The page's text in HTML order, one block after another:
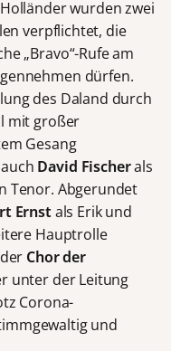
wurden zwei
verpflichtet, die
„Bravo“-Rufe am
dürfen.
des Daland durch
mit großer
Gesang
David Fischerals
Tenor. Abgerundet
Ernstals Erik und
Hauptrolle
Chor der
unter der Leitung
Corona-
und